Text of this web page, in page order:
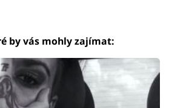
by vás mohly zajímat: